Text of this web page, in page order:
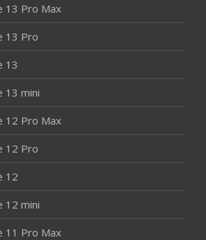
13 Pro Max
13 Pro
13
13 mini
12 Pro Max
12 Pro
12
12 mini
11 Pro Max